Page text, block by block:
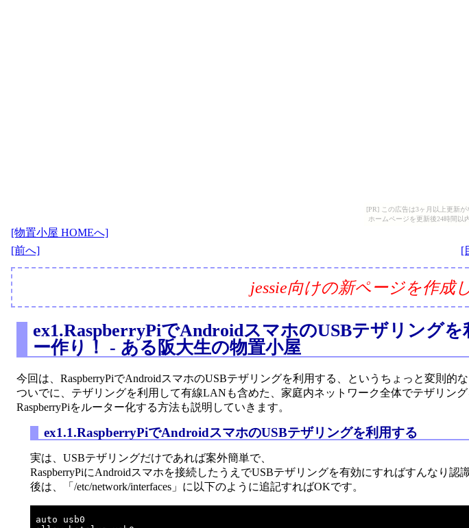
[PR] この広告は3ヶ月以上更新が
ホームページを更新後24時間以
[物置小屋 HOMEへ]
[前へ]
[
jessie向けの新ページを作成
ex1.RaspberryPiでAndroidスマホのUSBテザリング
ー作り！ - ある阪大生の物置小屋
今回は、RaspberryPiでAndroidスマホのUSBテザリングを利用する、というちょっと変則的
ついでに、テザリングを利用して有線LANも含めた、家庭内ネットワーク全体でテザリング
RaspberryPiをルーター化する方法も説明していきます。
ex1.1.RaspberryPiでAndroidスマホのUSBテザリングを利用する
実は、USBテザリングだけであれば案外簡単で、
RaspberryPiにAndroidスマホを接続したうえでUSBテザリングを有効にすればすんなり認
後は、「/etc/network/interfaces」に以下のように追記すればOKです。
auto usb0